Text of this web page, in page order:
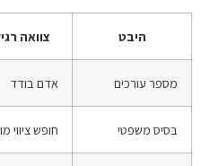
היבט צוואה
מספר עורכים אדם בודד
בסיס משפטי חופש ציווי